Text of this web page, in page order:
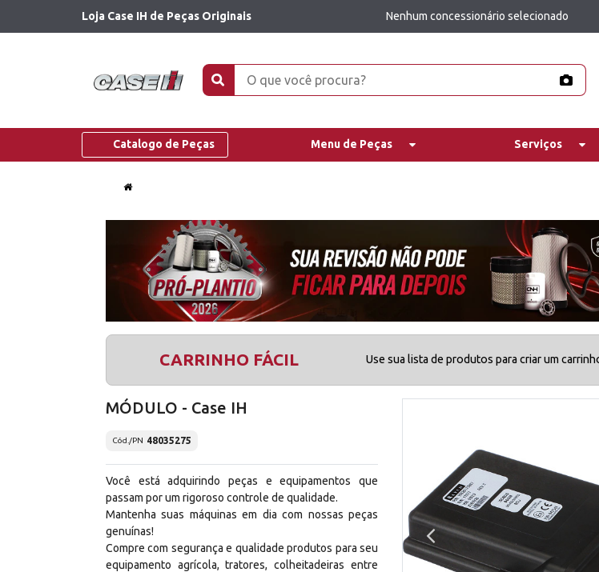
Loja Case IH de Peças Originais Nenhum concessionário selecionado
Catalogo de Peças Menu de Peças Serviços
CARRINHO FÁCIL Use sua lista de produtos para criar um
MÓDULO - Case IH
Cód./PN 48035275
Você está adquirindo peças e equipamentos que
passam por um rigoroso controle de qualidade.
Mantenha suas máquinas em dia com nossas peças
genuínas!
Compre com segurança e qualidade produtos para seu
equipamento agrícola, tratores, colheitadeiras entre